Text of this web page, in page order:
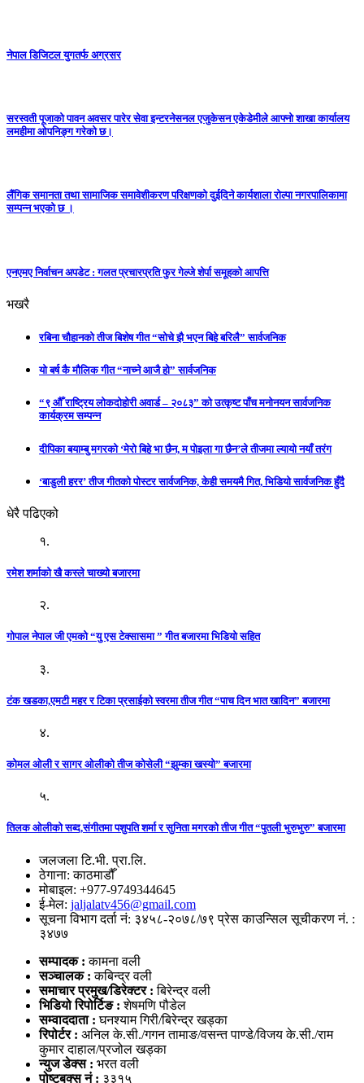
नेपाल डिजिटल युगतर्फ अग्रसर
सरस्वती पूजाको पावन अवसर पारेर सेवा इन्टरनेसनल एजुकेसन एकेडेमीले आफ्नो शाखा कार्यालय
लमहीमा ओपनिङ्ग गरेको छ।
लैंगिक समानता तथा सामाजिक समावेशीकरण परिक्षणकाे दुईदिने कार्यशाला राेल्पा नगरपालिकामा
सम्पन्न भएको छ ।
एनएमए निर्वाचन अपडेट : गलत प्रचारप्रति फुर गेल्जे शेर्पा समूहको आपत्ति
भखरै
रबिना चौहानको तीज बिशेष गीत “सोचे झै भएन बिहे बरिलै” सार्वजनिक
यो बर्ष कै मौलिक गीत “नाच्ने आजै हो” सार्वजनिक
“९ औँ राष्ट्रिय लोकदोहोरी अवार्ड – २०८३” को उत्कृष्ट पाँच मनोनयन सार्वजनिक
कार्यक्रम सम्पन्न
दीपिका बयाम्बु मगरको ‘मेरो बिहे भा छैन, म पोइला गा छैन’ले तीजमा ल्यायो नयाँ तरंग
‘बाडुली हरर’ तीज गीतको पोस्टर सार्वजनिक, केही समयमै गित, भिडियो सार्वजनिक हुँदै
धेरै पढिएको
१.
रमेश शर्माको खै कस्ले चाख्यो बजारमा
२.
गोपाल नेपाल जी एमको “यु एस टेक्सासमा ” गीत बजारमा भिडियो सहित
३.
टंक खडका,एमटी महर र टिका प्रसाईको स्वरमा तीज गीत “पाच दिन भात खादिन” बजारमा
४.
कोमल ओली र सागर ओलीको तीज कोसेली “झुम्का खस्यो” बजारमा
५.
तिलक ओलीको सब्द,संगीतमा पशुपति शर्मा र सुनिता मगरको तीज गीत “पुतली भुरुभुरु” बजारमा
जलजला टि.भी. प्रा.लि.
ठेगाना: काठमाडौँ
मोबाइल: +977-9749344645
ई-मेल: jaljalatv456@gmail.com
सूचना विभाग दर्ता नं: ३४५८-२०७८/७९ प्रेस काउन्सिल सूचीकरण नं. :
३४७७
सम्पादक :कामना वली
सञ्‍चालक : कबिन्द्र वली
समाचार प्रमुख/डिरेक्टर :बिरेन्द्र वली
भिडियो रिपोर्टिङ : शेषमणि पौडेल
सम्वाददाता :घनश्याम गिरी/बिरेन्द्र खड्का
रिपोर्टर : अनिल के.सी./गगन तामाङ/वसन्त पाण्डे/विजय के.सी./राम
कुमार दाहाल/प्रजोल खड्का
न्युज डेक्स : भरत वली
पोष्‍टबक्स नं : ३३१५